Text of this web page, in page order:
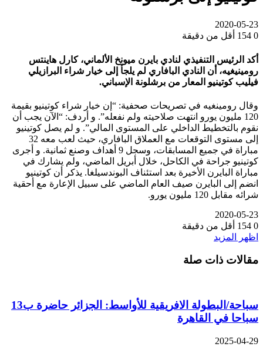
2020-05-23
0
أقل من دقيقة
أكد الرئيس التنفيذي لنادي بايرن ميونخ الألماني، كارل هاينتس
رومينيغيه، أن النادي البافاري لم يلجأ إلى خيار شراء البرازيلي
فيليب كوتينيو المعار من برشلونة الإسباني.
وقال رومينغيه في تصريحات صحفية: “إن خيار شراء كوتينيو بقيمة
120 مليون يورو انتهت صلاحيته ولم نفعله”. و أردف: “الآن يجب أن
نقوم بالتخطيط الداخلي على المستوى المالي”. و لم يصل كوتينيو
إلى مستوى التوقعات مع العملاق البافاري، حيث لعب معه 32
مباراة في جميع المسابقات، وسجل 9 أهداف وصنع ثمانية. و أجرى
كوتينيو جراحة في الكاحل، خلال أبريل الماضي، ولم يشارك في
مباراة البايرن الأخيرة بعد استئناف البوندسيلغا. يذكر أن كوتينيو
انضم إلى البايرن صيف العام الماضي على سبيل الإعارة مع أحقية
شرائه مقابل 120 مليون يورو.
2020-05-23
0
أقل من دقيقة
اظهر المزيد
مقالات ذات صلة
سباحة/البطولة الافريقية للأواسط: الجزائر حاضرة ب13
سباحا في القاهرة
2025-04-29